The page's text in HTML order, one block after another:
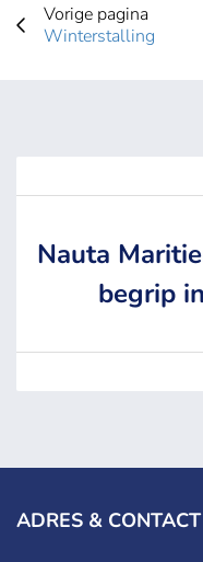
Vorige pagina
Winterstalling
Nauta
begrip
ADRES & CONTACT